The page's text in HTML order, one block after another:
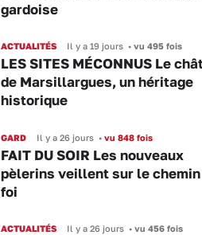
gardoise
ACTUALITÉS Il y a 19 jours •vu 495 fois
LES SITES MÉCONNUS Le
de Marsillargues, un héritage
historique
GARD Il y a 26 jours •vu 848 fois
FAIT DU SOIR Les nouveaux
pèlerins veillent sur le chemin
foi
ACTUALITÉS Il y a 26 jours •vu 456 fois